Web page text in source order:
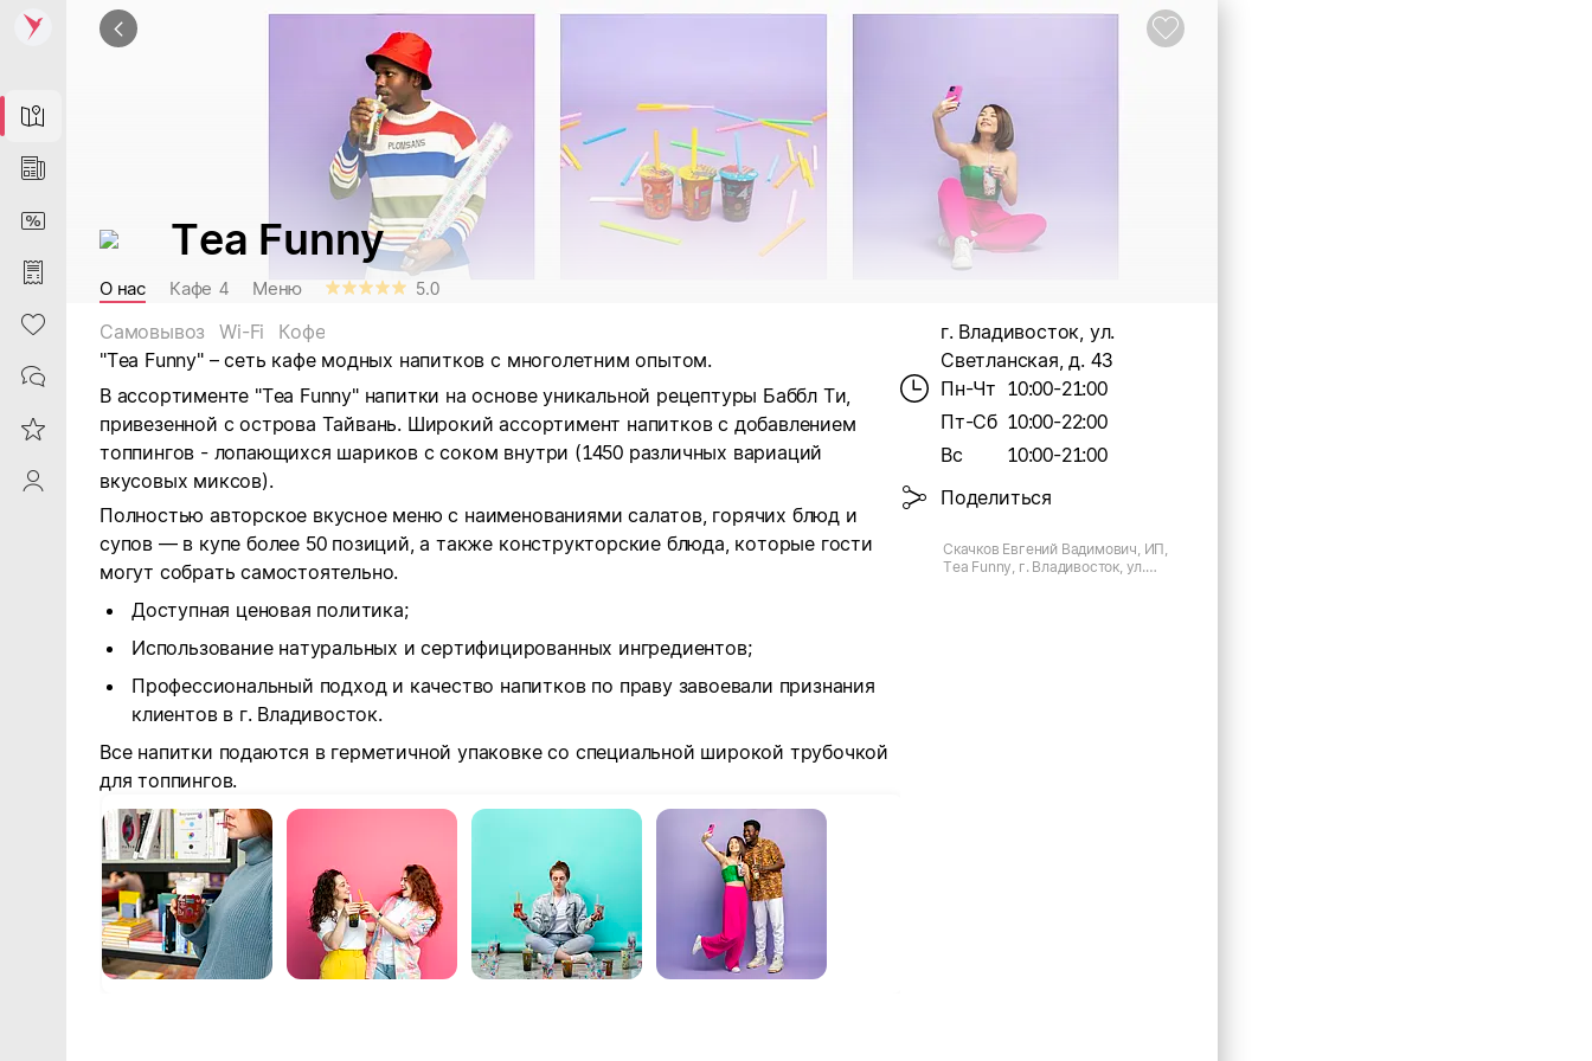
Map
News
DiscountCard
Purchases
Heart
Contacts
Reviews
ProfileSaby
Tea Funny
О нас Кафе 4 Меню 5.0
Самовывоз Wi-Fi
Кофе
"Tea Funny" – сеть кафе модных напитков с многолетним опытом.
В ассортименте "Tea Funny" напитки на основе уникальной рецептуры Баббл Ти,
привезенной с острова Тайвань. Широкий ассортимент напитков с добавлением
топпингов - лопающихся шариков с соком внутри (1450 различных вариаций
вкусовых миксов).
Полностью авторское вкусное меню с наименованиями салатов, горячих блюд и
супов — в купе более 50 позиций, а также конструкторские блюда, которые гости
могут собрать самостоятельно.
Доступная ценовая политика;
Использование натуральных и сертифицированных ингредиентов;
Профессиональный подход и качество напитков по праву завоевали признания
клиентов в г. Владивосток.
Все напитки подаются в герметичной упаковке со специальной широкой трубочкой
для топпингов.
г. Владивосток, ул.
Светланская, д. 43
Пн-Чт 10:00-21:00
Пт-Сб 10:00-22:00
Вс
10:00-21:00
Поделиться
Скачков Евгений Вадимович, ИП,
Tea Funny, г. Владивосток, ул.